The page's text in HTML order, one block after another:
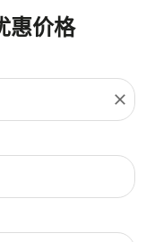
惠价格
close